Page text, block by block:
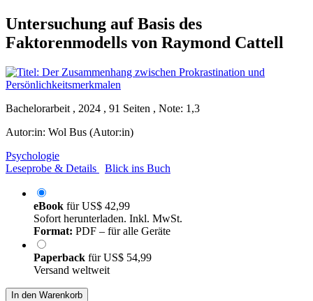
Untersuchung auf Basis des
Faktorenmodells von Raymond Cattell
Bachelorarbeit , 2024 , 91 Seiten , Note: 1,3
Autor:in: Wol Bus (Autor:in)
Psychologie
Leseprobe & Details
Blick ins Buch
eBook fürUS$ 42,99
Sofort herunterladen. Inkl. MwSt.
Format: PDF – für alle Geräte
Paperback fürUS$ 54,99
Versand weltweit
In den Warenkorb